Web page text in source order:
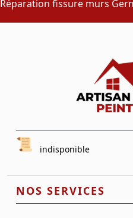
Réparation fissure murs
indisponible
NOS SERVICES